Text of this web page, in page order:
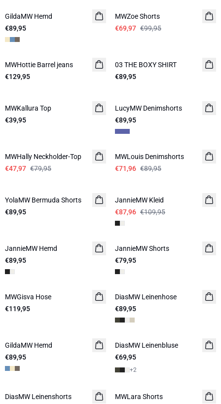
GildaMW Hemd
€89,95
MWZoe Shorts
€69,97 €99,95
NEUHEITEN
MWHottie Barrel jeans
€129,95
NEUHEITEN
03 THE BOXY SHIRT
€89,95
MWKallura Top
€39,95
LucyMW Denimshorts
€89,95
MWHally Neckholder-Top
€47,97 €79,95
-20%
MWLouis Denimshorts
€71,96 €89,95
YolaMW Bermuda Shorts
€89,95
JannieMW Kleid
€87,96 €109,95
LEINEN
JannieMW Hemd
€89,95
LEINEN
JannieMW Shorts
€79,95
MWGisva Hose
€119,95
LEINEN
DiasMW Leinenhose
€89,95
GildaMW Hemd
€89,95
LEINEN
DiasMW Leinenbluse
€69,95
+2
LEINEN
DiasMW Leinenshorts
MWLara Shorts